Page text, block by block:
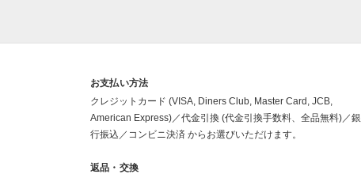
お支払い方法
クレジットカード (VISA, Diners Club, Master Card, JCB,
American Express)／代金引換 (代金引換手数料、全品無料)／銀
行振込／コンビニ決済 からお選びいただけます。
返品・交換